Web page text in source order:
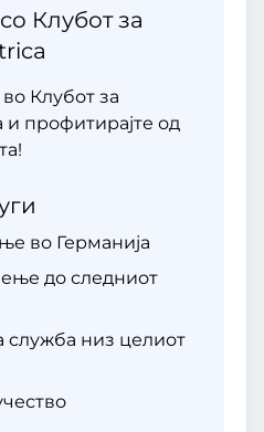
Клубот за
Клубот за
профитирајте од
во Германија
до следниот
служба низ целиот